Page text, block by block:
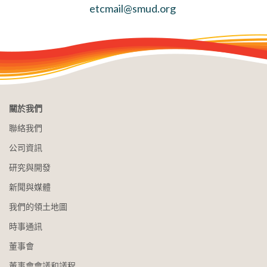
etcmail@smud.org
關於我們
聯絡我們
公司資訊
研究與開發
新聞與媒體
我們的領土地圖
時事通訊
董事會